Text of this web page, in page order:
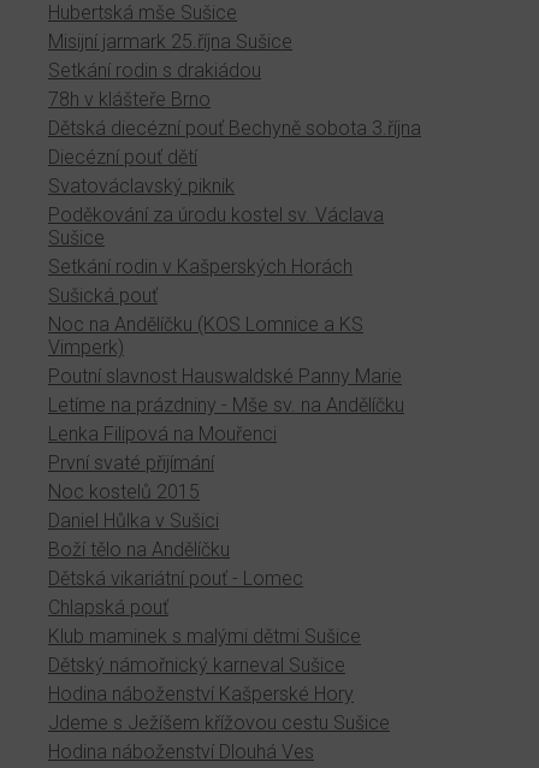
Hubertská mše Sušice
Misijní jarmark 25.října Sušice
Setkání rodin s drakiádou
78h v klášteře Brno
Dětská diecézní pouť Bechyně sobota 3.října
Diecézní pouť dětí
Svatováclavský piknik
Poděkování za úrodu kostel sv. Václava
Sušice
Setkání rodin v Kašperských Horách
Sušická pouť
Noc na Andělíčku (KOS Lomnice a KS
Vimperk)
Poutní slavnost Hauswaldské Panny Marie
Letíme na prázdniny - Mše sv. na Andělíčku
Lenka Filipová na Mouřenci
První svaté přijímání
Noc kostelů 2015
Daniel Hůlka v Sušici
Boží tělo na Andělíčku
Dětská vikariátní pouť - Lomec
Chlapská pouť
Klub maminek s malými dětmi Sušice
Dětský námořnický karneval Sušice
Hodina náboženství Kašperské Hory
Jdeme s Ježíšem křížovou cestu Sušice
Hodina náboženství Dlouhá Ves